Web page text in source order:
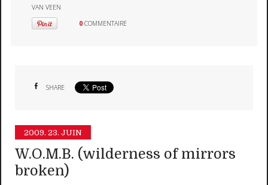
VAN VEEN
0 COMMENTAIRE
SHARE
2009. 23. JUIN
W.O.M.B. (wilderness of mirrors
broken)